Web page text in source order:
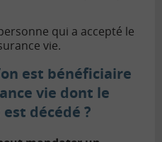
qui a accepté le
vie.
est bénéficiaire
vie dont le
décédé ?